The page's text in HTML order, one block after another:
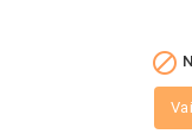
